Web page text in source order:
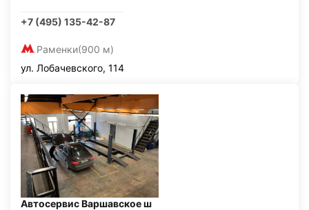
+7 (495) 135-42-87
Раменки(900 м)
ул. Лобачевского, 114
Автосервис Варшавское ш